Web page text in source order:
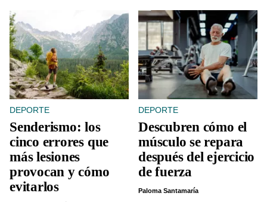
DEPORTE
Senderismo: los
cinco errores que
más lesiones
provocan y cómo
evitarlos
DEPORTE
Descubren cómo el
músculo se repara
después del ejercicio
de fuerza
Paloma Santamaría